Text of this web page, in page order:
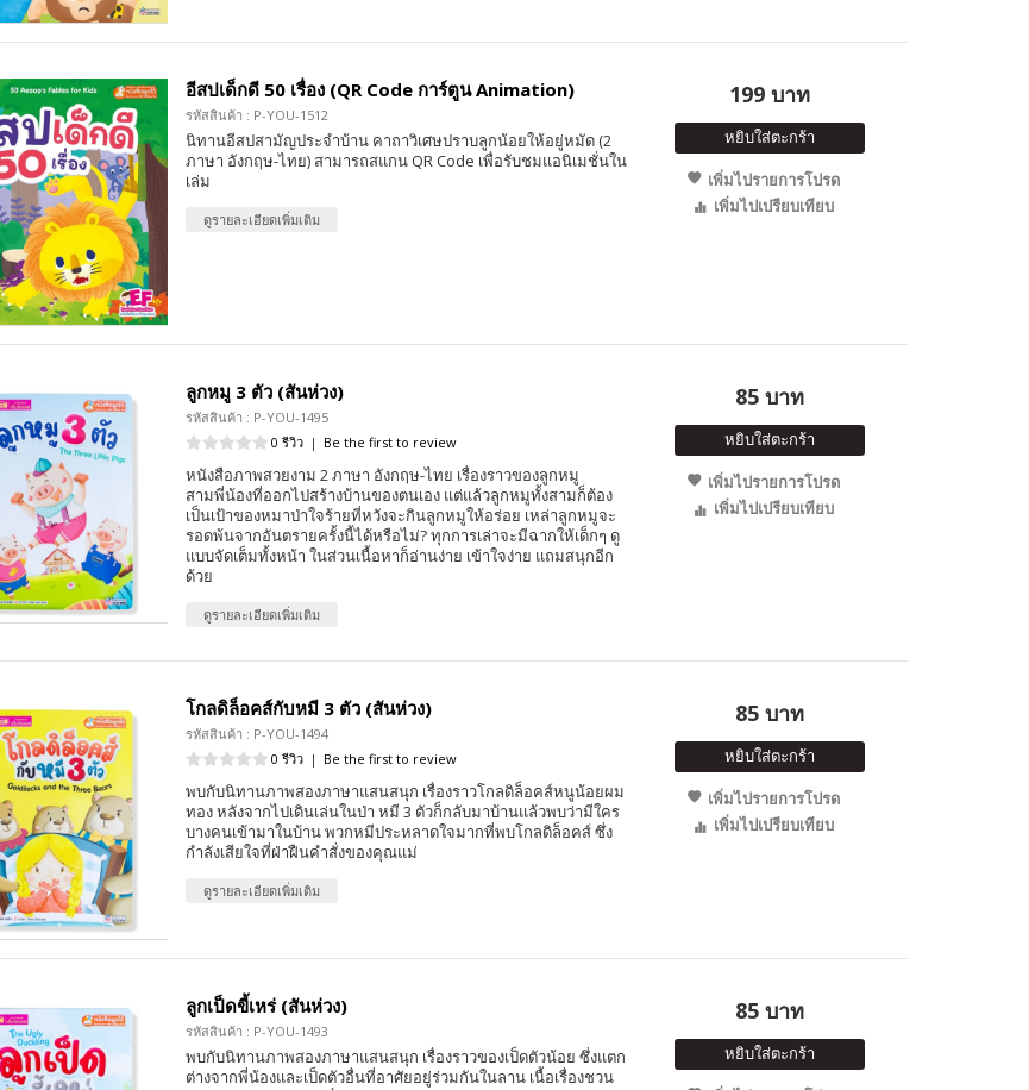
อีสปเด็กดี 50 เรื่อง (QR Code การ์ตูน Animation)
รหัสสินค้า : P-YOU-1512
นิทานอีสปสามัญประจำบ้าน คาถาวิเศษปราบลูกน้อยให้อยู่หมัด (2
ภาษา อังกฤษ-ไทย) สามารถสแกน QR Code เพื่อรับชมแอนิเมชั่นใน
เล่ม
ดูรายละเอียดเพิ่มเติม
199 บาท
หยิบใส่ตะกร้า
เพิ่มไปรายการโปรด
เพิ่มไปเปรียบเทียบ
ลูกหมู 3 ตัว (สันห่วง)
รหัสสินค้า : P-YOU-1495
0 รีวิว | Be the first to review
หนังสือภาพสวยงาม 2 ภาษา อังกฤษ-ไทย เรื่องราวของลูกหมู
สามพี่น้องที่ออกไปสร้างบ้านของตนเอง แต่แล้วลูกหมูทั้งสามก็ต้อง
เป็นเป้าของหมาป่าใจร้ายที่หวังจะกินลูกหมูให้อร่อย เหล่าลูกหมูจะ
รอดพ้นจากอันตรายครั้งนี้ได้หรือไม่? ทุกการเล่าจะมีฉากให้เด็กๆ ดู
แบบจัดเต็มทั้งหน้า ในส่วนเนื้อหาก็อ่านง่าย เข้าใจง่าย แถมสนุกอีก
ด้วย
ดูรายละเอียดเพิ่มเติม
85 บาท
หยิบใส่ตะกร้า
เพิ่มไปรายการโปรด
เพิ่มไปเปรียบเทียบ
โกลดิล็อคส์กับหมี 3 ตัว (สันห่วง)
รหัสสินค้า : P-YOU-1494
0 รีวิว | Be the first to review
พบกับนิทานภาพสองภาษาแสนสนุก เรื่องราวโกลดิล็อคส์หนูน้อยผม
ทอง หลังจากไปเดินเล่นในป่า หมี 3 ตัวก็กลับมาบ้านแล้วพบว่ามีใคร
บางคนเข้ามาในบ้าน พวกหมีประหลาดใจมากที่พบโกลดิล็อคส์ ซึ่ง
กำลังเสียใจที่ฝ่าฝืนคำสั่งของคุณแม่
ดูรายละเอียดเพิ่มเติม
85 บาท
หยิบใส่ตะกร้า
เพิ่มไปรายการโปรด
เพิ่มไปเปรียบเทียบ
ลูกเป็ดขี้เหร่ (สันห่วง)
รหัสสินค้า : P-YOU-1493
พบกับนิทานภาพสองภาษาแสนสนุก เรื่องราวของเป็ดตัวน้อย ซึ่งแตก
ต่างจากพี่น้องและเป็ดตัวอื่นที่อาศัยอยู่ร่วมกันในลาน เนื้อเรื่องชวน
85 บาท
หยิบใส่ตะกร้า